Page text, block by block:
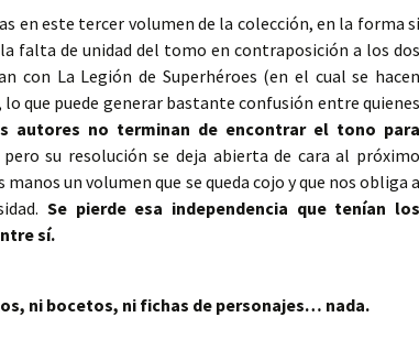
en este tercer volumen de la colección, en la forma si
falta de unidad del tomo en contraposición a los dos
con La Legión de Superhéroes (en el cual se hacen
que puede generar bastante confusión entre quienes
autores no terminan de encontrar el tono para
pero su resolución se deja abierta de cara al próximo
un volumen que se queda cojo y que nos obliga a
Se pierde esa independencia que tenían los
sí.
ni bocetos, ni fichas de personajes… nada.